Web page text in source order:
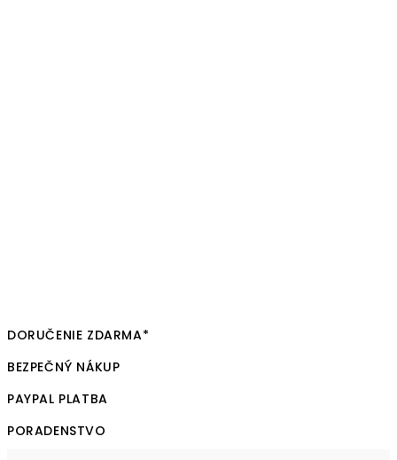
DORUČENIE ZDARMA*
BEZPEČNÝ NÁKUP
PAYPAL PLATBA
PORADENSTVO